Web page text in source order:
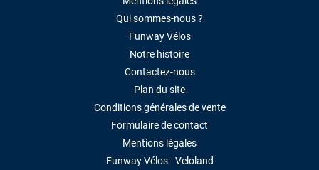
Qui sommes-nous ?
Funway Vélos
Notre histoire
Contactez-nous
Plan du site
Conditions générales de vente
Formulaire de contact
Mentions légales
Funway Vélos - Veloland